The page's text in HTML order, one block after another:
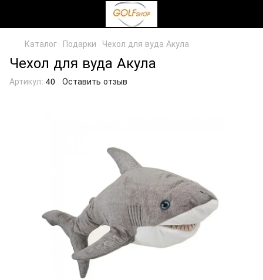
Каталог Подарки Чехол для вуда Акула
Чехол для вуда Акула
Артикул: 40 Оставить отзыв